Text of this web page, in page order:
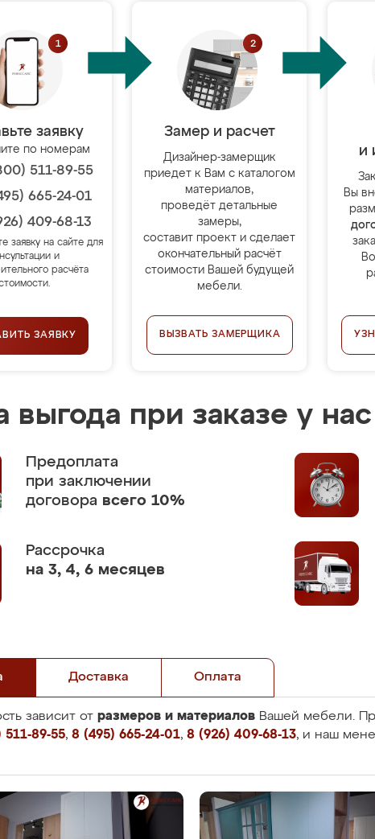
заявку
по номерам
511-89-55
665-24-01
409-68-13
заявку на сайте для
и
расчёта
ЗАЯВКУ
Замер и расчет
Дизайнер-замерщик
приедет к Вам с каталогом
материалов,
проведёт детальные
замеры,
составит проект и сделает
окончательный расчёт
стоимости Вашей будущей
мебели.
ВЫЗВАТЬ ЗАМЕРЩИКА
и
Вы
выгода при заказе у нас
Предоплата
при заключении
договора всего 10%
Рассрочка
на 3, 4, 6 месяцев
Доставка Оплата
зависит от размеров и материалов Вашей мебели.
89-55, 8 (495) 665-24-01, 8 (926) 409-68-13, и наш